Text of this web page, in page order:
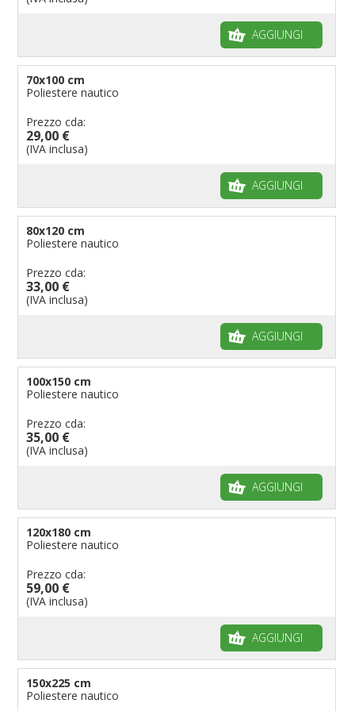
Bandiere per riserve naturali e parchi
Bandiere Militari e della Marina
pennoni per bandiere
AGGIUNGI
70x100 cm
Poliestere nautico
Prezzo cda:
29,00 €
(IVA inclusa)
AGGIUNGI
80x120 cm
Poliestere nautico
Prezzo cda:
33,00 €
(IVA inclusa)
AGGIUNGI
100x150 cm
Poliestere nautico
Prezzo cda:
35,00 €
(IVA inclusa)
AGGIUNGI
120x180 cm
Poliestere nautico
Prezzo cda:
59,00 €
(IVA inclusa)
AGGIUNGI
150x225 cm
Poliestere nautico